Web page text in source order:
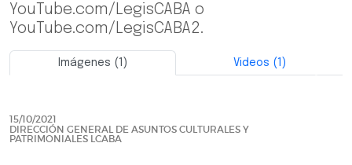
YouTube.com/LegisCABA o
YouTube.com/LegisCABA2.
Imágenes (1) Videos (1)
15/10/2021
DIRECCIÓN GENERAL DE ASUNTOS CULTURALES Y
PATRIMONIALES LCABA